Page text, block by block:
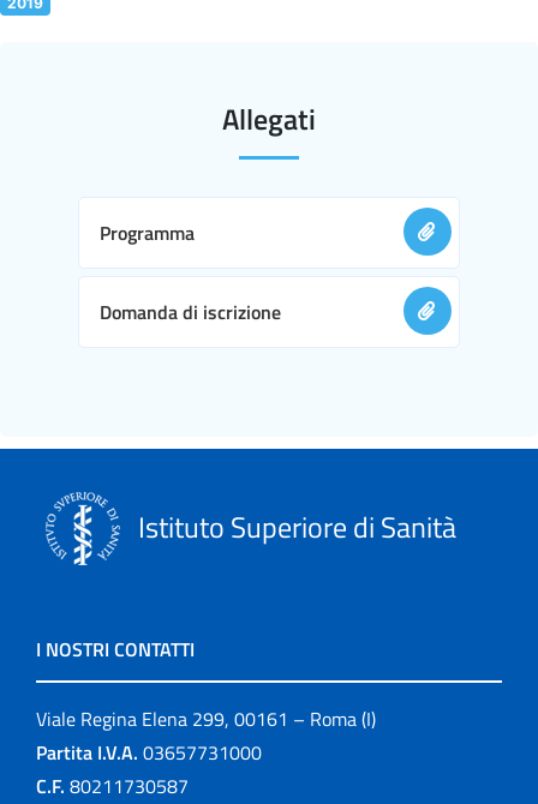
Allegati
Programma
Domanda di iscrizione
Istituto Superiore di Sanità
I NOSTRI CONTATTI
Viale Regina Elena 299, 00161 – Roma (I)
Partita I.V.A. 03657731000
C.F. 80211730587